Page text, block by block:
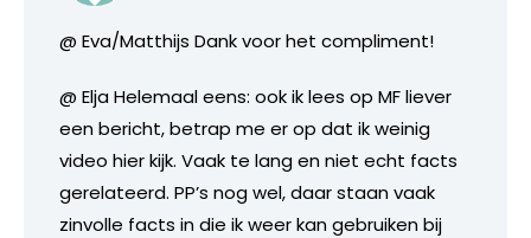
@ Eva/Matthijs Dank voor het compliment!
@ Elja Helemaal eens: ook ik lees op MF liever
een bericht, betrap me er op dat ik weinig
video hier kijk. Vaak te lang en niet echt facts
gerelateerd. PP’s nog wel, daar staan vaak
zinvolle facts in die ik weer kan gebruiken bij